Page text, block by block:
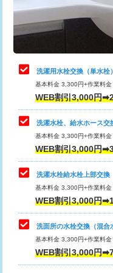
用（追加）/3ｍ超え)
給水管工事※（ライニン
管・ポリ管・HT管使用/
給水管工事※（ライニン
管・ポリ管・HT管使用/
排水管工事（土の掘削
業）
排水管工事（排水管工
排水管工事（追加 排水
え）
マス交換（土の掘削・
マス交換（深さ50㎝未
マス交換（深さ50㎝以
止水・漏水調査・防水
理・調整・分解・加工な
止水・漏水調査・防水
理・調整・分解・加工な
止水・漏水調査・防水
理・調整・分解・加工
キッチンタンク脱着
その他部品の脱着
交換・取付（タンク）
交換・取付(単水栓（壁
式）)
交換・取付(混合水栓（
式・ワンホール）)
洗濯用水栓交換（単水栓）
基本料金 3,300円+作業料
WEB割引3,000円
洗濯水栓、給水ホース交
基本料金 3,300円+作業料
WEB割引3,000円
洗濯水栓給水栓上部交換
基本料金 3,300円+作業料
WEB割引3,000円
洗面所の水栓交換（混合
基本料金 3,300円+作業料
WEB割引3,000円